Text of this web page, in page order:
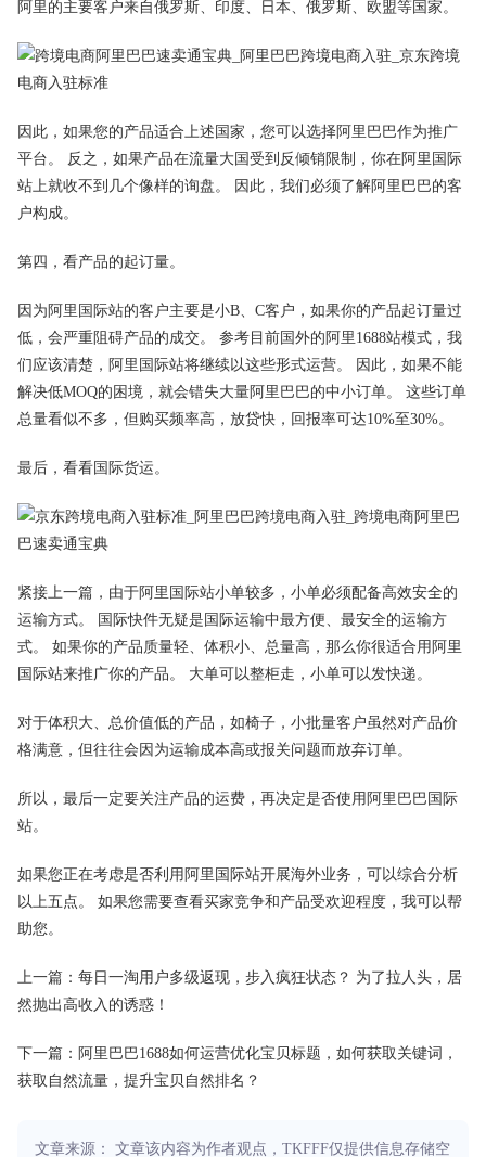
阿里的主要客户来自俄罗斯、印度、日本、俄罗斯、欧盟等国家。
因此，如果您的产品适合上述国家，您可以选择阿里巴巴作为推广
平台。 反之，如果产品在流量大国受到反倾销限制，你在阿里国际
站上就收不到几个像样的询盘。 因此，我们必须了解阿里巴巴的客
户构成。
第四，看产品的起订量。
因为阿里国际站的客户主要是小B、C客户，如果你的产品起订量过
低，会严重阻碍产品的成交。 参考目前国外的阿里1688站模式，我
们应该清楚，阿里国际站将继续以这些形式运营。 因此，如果不能
解决低MOQ的困境，就会错失大量阿里巴巴的中小订单。 这些订单
总量看似不多，但购买频率高，放贷快，回报率可达10%至30%。
最后，看看国际货运。
紧接上一篇，由于阿里国际站小单较多，小单必须配备高效安全的
运输方式。 国际快件无疑是国际运输中最方便、最安全的运输方
式。 如果你的产品质量轻、体积小、总量高，那么你很适合用阿里
国际站来推广你的产品。 大单可以整柜走，小单可以发快递。
对于体积大、总价值低的产品，如椅子，小批量客户虽然对产品价
格满意，但往往会因为运输成本高或报关问题而放弃订单。
所以，最后一定要关注产品的运费，再决定是否使用阿里巴巴国际
站。
如果您正在考虑是否利用阿里国际站开展海外业务，可以综合分析
以上五点。 如果您需要查看买家竞争和产品受欢迎程度，我可以帮
助您。
上一篇：每日一淘用户多级返现，步入疯狂状态？ 为了拉人头，居
然抛出高收入的诱惑！
下一篇：阿里巴巴1688如何运营优化宝贝标题，如何获取关键词，
获取自然流量，提升宝贝自然排名？
文章来源： 文章该内容为作者观点，TKFFF仅提供信息存储空